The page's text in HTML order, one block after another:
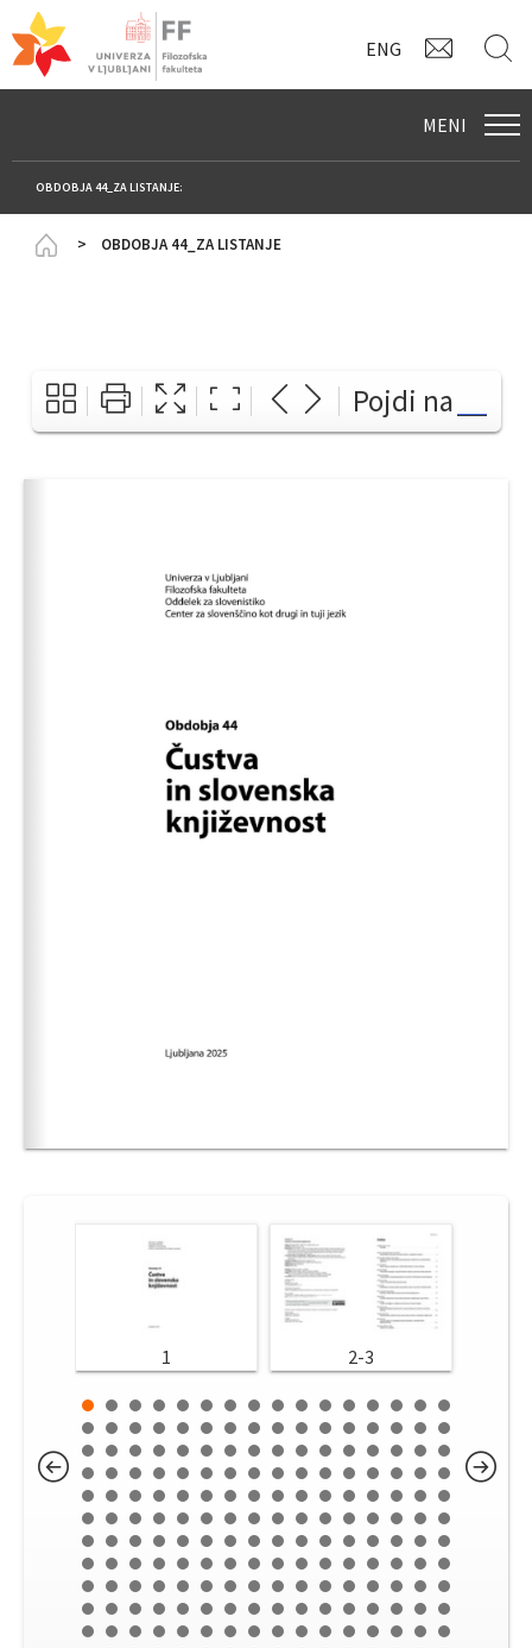
ENG
MENI
OBDOBJA 44_ZA LISTANJE:
HomepageOBDOBJA 44_ZA LISTANJE
Pojdi na
1 2-3